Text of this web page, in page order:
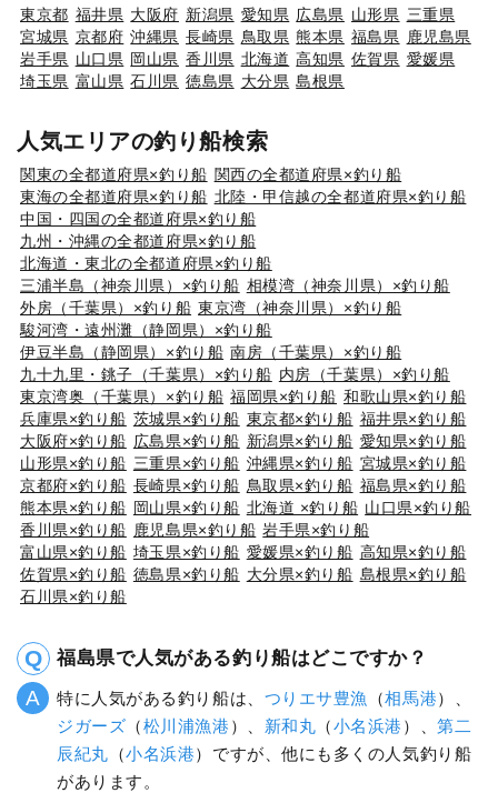
東京都 福井県 大阪府 新潟県 愛知県 広島県 山形県 三重県
宮城県 京都府 沖縄県 長崎県 鳥取県 熊本県 福島県
鹿児島県
岩手県 山口県 岡山県 香川県 北海道 高知県 佐賀県 愛媛県
埼玉県 富山県 石川県 徳島県 大分県 島根県
人気エリアの釣り船検索
関東の全都道府県×釣り船 関西の全都道府県×釣り船
東海の全都道府県×釣り船 北陸・甲信越の全都道府県×釣り船
中国・四国の全都道府県×釣り船
九州・沖縄の全都道府県×釣り船
北海道・東北の全都道府県×釣り船
三浦半島（神奈川県）×釣り船 相模湾（神奈川県）×釣り船
外房（千葉県）×釣り船 東京湾（神奈川県）×釣り船
駿河湾・遠州灘（静岡県）×釣り船
伊豆半島（静岡県）×釣り船 南房（千葉県）×釣り船
九十九里・銚子（千葉県）×釣り船 内房（千葉県）×釣り船
東京湾奥（千葉県）×釣り船 福岡県×釣り船 和歌山県×釣り船
兵庫県×釣り船 茨城県×釣り船 東京都×釣り船 福井県×釣り船
大阪府×釣り船 広島県×釣り船 新潟県×釣り船 愛知県×釣り船
山形県×釣り船 三重県×釣り船 沖縄県×釣り船 宮城県×釣り船
京都府×釣り船 長崎県×釣り船 鳥取県×釣り船 福島県×釣り船
熊本県×釣り船 岡山県×釣り船 北海道 ×釣り船 山口県×釣り船
香川県×釣り船 鹿児島県×釣り船 岩手県×釣り船
富山県×釣り船 埼玉県×釣り船 愛媛県×釣り船 高知県×釣り船
佐賀県×釣り船 徳島県×釣り船 大分県×釣り船 島根県×釣り船
石川県×釣り船
福島県で人気がある釣り船はどこですか？
特に人気がある釣り船は、 つりエサ豊漁 （相馬港）、
ジガーズ （松川浦漁港 ）、 新和丸 （小名浜港 ）、第二
辰紀丸 （小名浜港）ですが、他にも多くの人気釣り船
があります。